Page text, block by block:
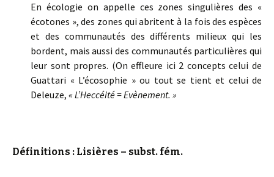
En écologie on appelle ces zones singulières des «
écotones », des zones qui abritent à la fois des espèces
et des communautés des différents milieux qui les
bordent, mais aussi des communautés particulières qui
leur sont propres. (On effleure ici 2 concepts celui de
Guattari « L’écosophie » ou tout se tient et celui de
Deleuze, « L’Heccéité = Evènement. »
Définitions : Lisières – subst. fém.